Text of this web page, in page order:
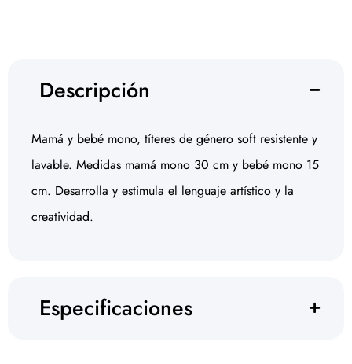
Descripción
Mamá y bebé mono, títeres de género soft resistente y
lavable. Medidas mamá mono 30 cm y bebé mono 15
cm. Desarrolla y estimula el lenguaje artístico y la
creatividad.
Especificaciones